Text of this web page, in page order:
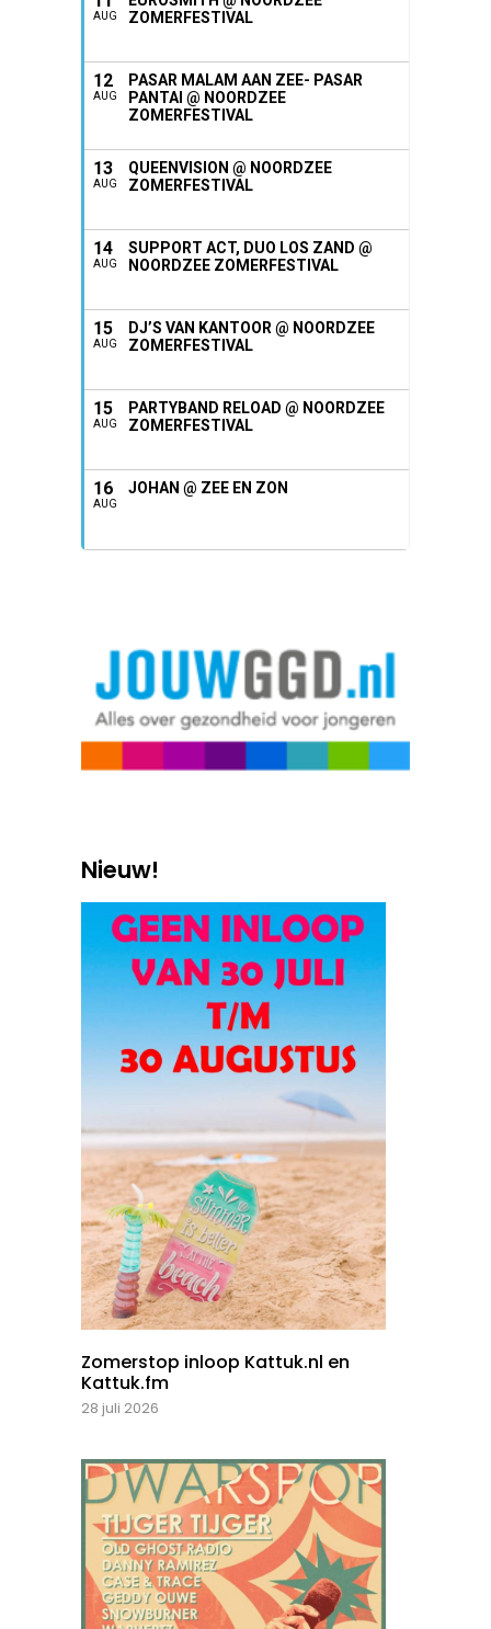
AUG
ZOMERFESTIVAL
12
AUG
PASAR MALAM AAN ZEE- PASAR
PANTAI @ NOORDZEE
ZOMERFESTIVAL
13
AUG
QUEENVISION @ NOORDZEE
ZOMERFESTIVAL
14
AUG
SUPPORT ACT, DUO LOS ZAND @
NOORDZEE ZOMERFESTIVAL
15
AUG
DJ’S VAN KANTOOR @ NOORDZEE
ZOMERFESTIVAL
15
AUG
PARTYBAND RELOAD @ NOORDZEE
ZOMERFESTIVAL
16
AUG
JOHAN @ ZEE EN ZON
Nieuw!
Zomerstop inloop Kattuk.nl en
Kattuk.fm
28 juli 2026